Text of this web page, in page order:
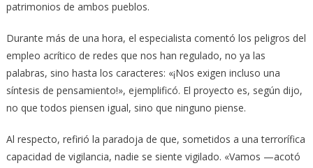
patrimonios de ambos pueblos.
Durante más de una hora, el especialista comentó los peligros del
empleo acrítico de redes que nos han regulado, no ya las
palabras, sino hasta los caracteres: «¡Nos exigen incluso una
síntesis de pensamiento!», ejemplificó. El proyecto es, según dijo,
no que todos piensen igual, sino que ninguno piense.
Al respecto, refirió la paradoja de que, sometidos a una terrorífica
capacidad de vigilancia, nadie se siente vigilado. «Vamos —acotó